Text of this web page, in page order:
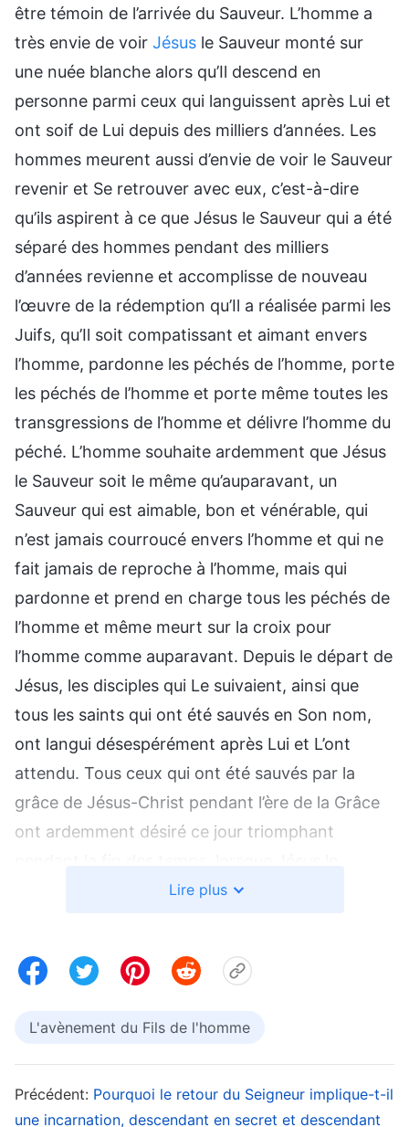
être témoin de l’arrivée du Sauveur. L’homme a
très envie de voir Jésus le Sauveur monté sur
une nuée blanche alors qu’Il descend en
personne parmi ceux qui languissent après Lui et
ont soif de Lui depuis des milliers d’années. Les
hommes meurent aussi d’envie de voir le Sauveur
revenir et Se retrouver avec eux, c’est-à-dire
qu’ils aspirent à ce que Jésus le Sauveur qui a été
séparé des hommes pendant des milliers
d’années revienne et accomplisse de nouveau
l’œuvre de la rédemption qu’Il a réalisée parmi les
Juifs, qu’Il soit compatissant et aimant envers
l’homme, pardonne les péchés de l’homme, porte
les péchés de l’homme et porte même toutes les
transgressions de l’homme et délivre l’homme du
péché. L’homme souhaite ardemment que Jésus
le Sauveur soit le même qu’auparavant, un
Sauveur qui est aimable, bon et vénérable, qui
n’est jamais courroucé envers l’homme et qui ne
fait jamais de reproche à l’homme, mais qui
pardonne et prend en charge tous les péchés de
l’homme et même meurt sur la croix pour
l’homme comme auparavant. Depuis le départ de
Jésus, les disciples qui Le suivaient, ainsi que
tous les saints qui ont été sauvés en Son nom,
ont langui désespérément après Lui et L’ont
attendu. Tous ceux qui ont été sauvés par la
grâce de Jésus-Christ pendant l’ère de la Grâce
ont ardemment désiré ce jour triomphant
Sauveur arriverait sur une nuée blanche et
acceptent aujourd’hui le nom de Jésus le
connaissent lesalut de Jésus le Sauveur ont
désespérément désiré que Jésus-Christ arrive
soudainement pour accomplir ce qu’Il a dit quand
Lire plus
L'avènement du Fils de l'homme
Précédent: Pourquoi le retour du Seigneur implique-t-il
une incarnation, descendant en secret et descendant